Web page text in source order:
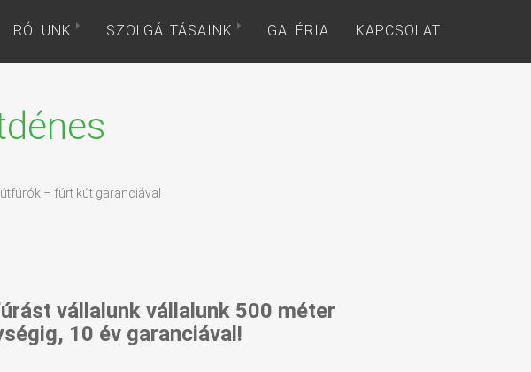
RÓLUNK SZOLGÁLTÁSAINK GALÉRIA KAPCSOLAT
– fúrt kút garanciával
vállalunk vállalunk 500 méter
10 év garanciával!